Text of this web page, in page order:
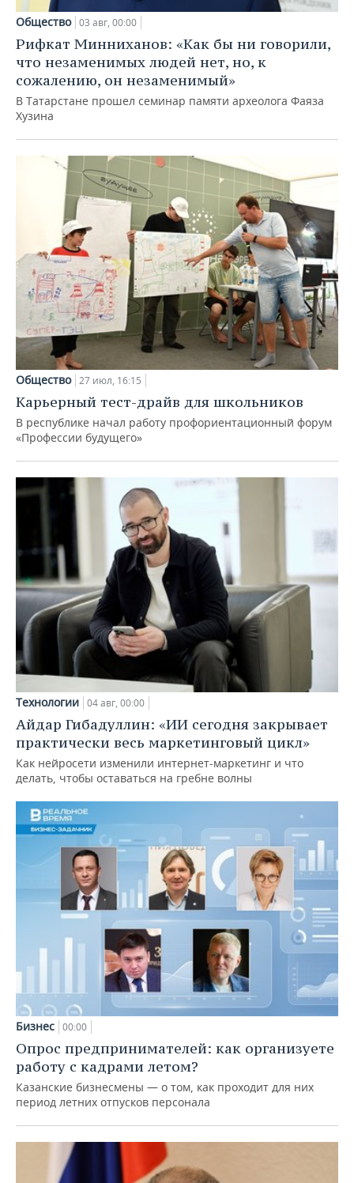
Общество 03 авг, 00:00
Рифкат Минниханов: «Как бы ни говорили,
что незаменимых людей нет, но, к
сожалению, он незаменимый»
В Татарстане прошел семинар памяти археолога Фаяза
Хузина
Общество 27 июл, 16:15
Карьерный тест-драйв для школьников
В республике начал работу профориентационный форум
«Профессии будущего»
Технологии 04 авг, 00:00
Айдар Гибадуллин: «ИИ сегодня закрывает
практически весь маркетинговый цикл»
Как нейросети изменили интернет-маркетинг и что
делать, чтобы оставаться на гребне волны
Бизнес 00:00
Опрос предпринимателей: как организуете
работу с кадрами летом?
Казанские бизнесмены — о том, как проходит для них
период летних отпусков персонала